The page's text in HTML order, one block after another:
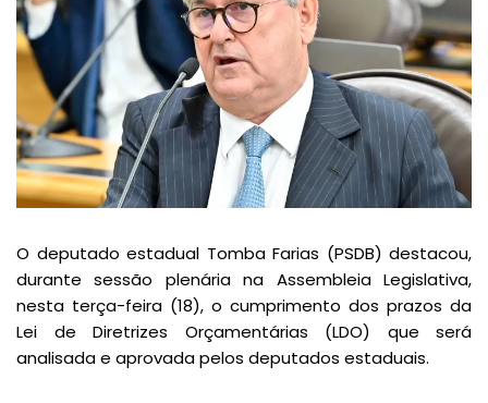
O deputado estadual Tomba Farias (PSDB) destacou,
durante sessão plenária na Assembleia Legislativa,
nesta terça-feira (18), o cumprimento dos prazos da
Lei de Diretrizes Orçamentárias (LDO) que será
analisada e aprovada pelos deputados estaduais.